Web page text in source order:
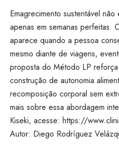
Emagrecimento sustentável
apenas em semanas perfeitas.
aparece quando a pessoa
mesmo diante de viagens,
proposta do Método LP reforça
construção de autonomia
recomposição corporal sem
mais sobre essa abordagem
Kiseki, acesse: https://
Autor: Diego Rodríguez